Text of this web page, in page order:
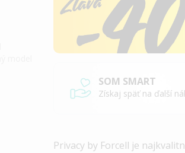
SOM SMART
Získaj späť na ďalší
Privacy by Forcell je